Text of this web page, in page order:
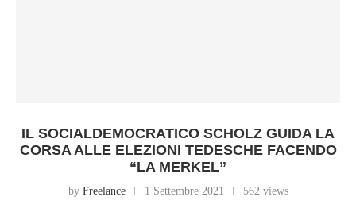
IL SOCIALDEMOCRATICO SCHOLZ GUIDA LA
CORSA ALLE ELEZIONI TEDESCHE FACENDO
“LA MERKEL”
by Freelance 1 Settembre 2021 562 views